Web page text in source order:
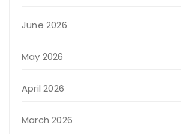
June 2026
May 2026
April 2026
March 2026